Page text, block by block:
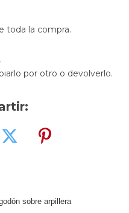
toda la compra.
por otro o devolverlo.
sobre arpillera